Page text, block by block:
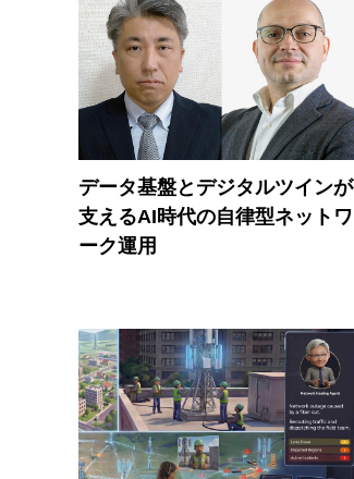
データ基盤とデジタルツインが
支えるAI時代の自律型ネットワ
ーク運用